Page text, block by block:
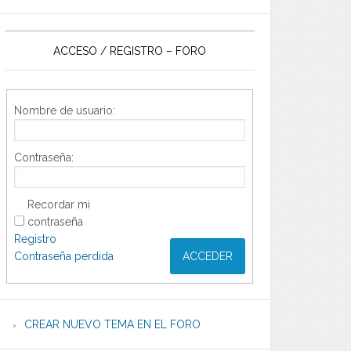
ACCESO / REGISTRO – FORO
Nombre de usuario:
Contraseña:
Recordar mi
contraseña
ACCEDER
Registro
Contraseña perdida
CREAR NUEVO TEMA EN EL FORO